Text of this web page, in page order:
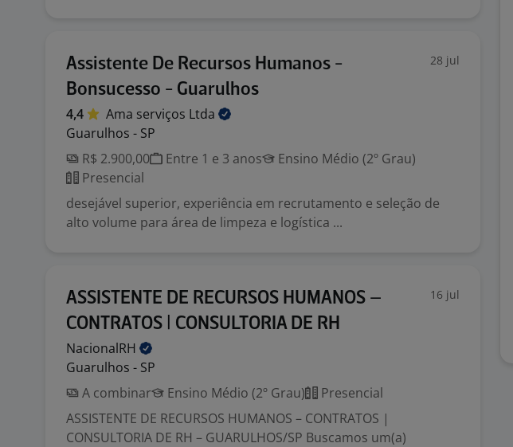
Assistente De Recursos Humanos -
Bonsucesso - Guarulhos
28 jul
4,4 Ama serviços Ltda
Guarulhos - SP
R$ 2.900,00
Entre 1 e 3 anos
Ensino Médio (2º Grau)
Presencial
desejável superior, experiência em recrutamento e seleção de
alto volume para área de limpeza e logística ...
ASSISTENTE DE RECURSOS HUMANOS –
CONTRATOS | CONSULTORIA DE RH
16 jul
NacionalRH
Guarulhos - SP
A combinar
Ensino Médio (2º Grau)
Presencial
ASSISTENTE DE RECURSOS HUMANOS – CONTRATOS |
CONSULTORIA DE RH – GUARULHOS/SP Buscamos um(a)